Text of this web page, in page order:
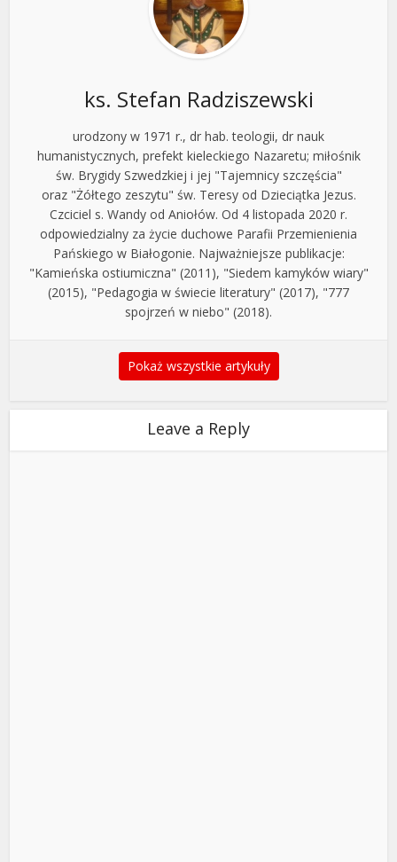
ks. Stefan Radziszewski
urodzony w 1971 r., dr hab. teologii, dr nauk
humanistycznych, prefekt kieleckiego Nazaretu; miłośnik
św. Brygidy Szwedzkiej i jej "Tajemnicy szczęścia"
oraz "Żółtego zeszytu" św. Teresy od Dzieciątka Jezus.
Czciciel s. Wandy od Aniołów. Od 4 listopada 2020 r.
odpowiedzialny za życie duchowe Parafii Przemienienia
Pańskiego w Białogonie. Najważniejsze publikacje:
"Kamieńska ostiumiczna" (2011), "Siedem kamyków wiary"
(2015), "Pedagogia w świecie literatury" (2017), "777
spojrzeń w niebo" (2018).
Pokaż wszystkie artykuły
Leave a Reply